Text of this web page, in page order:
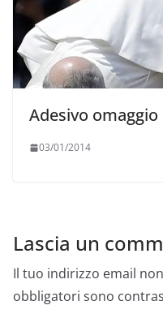
Adesivo omaggio
03/01/2014
Lascia un
Il tuo indirizzo email
obbligatori sono